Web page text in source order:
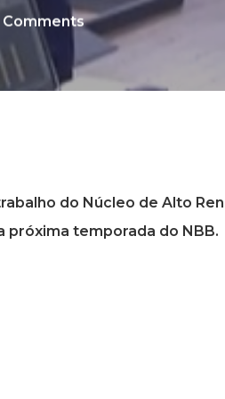
Comments
do Núcleo de Alto
próxima temporada do NBB.